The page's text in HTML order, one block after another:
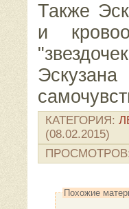
Также
и
КАТЕГОРИЯ:
(08.02.2015)
ПРОСМОТРОВ
Похожие